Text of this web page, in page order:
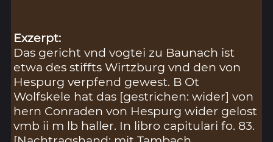
Exzerpt:
Das gericht vnd vogtei zu Baunach ist
etwa des stiffts Wirtzburg vnd den von
Hespurg verpfend gewest. B Ot
Wolfskele hat das [gestrichen: wider] von
hern Conraden von Hespurg wider gelost
vmb ii m lb haller. In libro capitulari fo. 83.